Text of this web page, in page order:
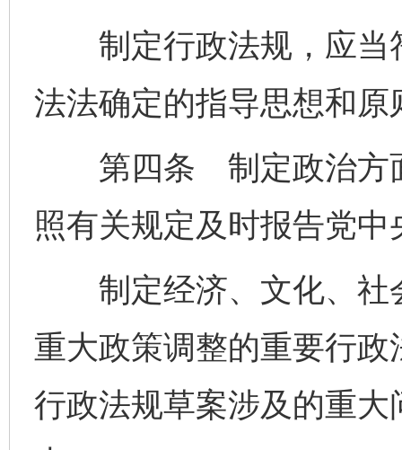
制定行政法规，应当
法法确定的指导思想和原
第四条 制定政治方面
照有关规定及时报告党中
制定经济、文化、社
重大政策调整的重要行
行政法规草案涉及的重